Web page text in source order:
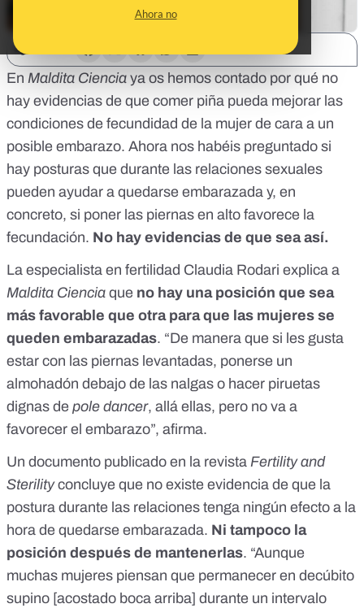
Ahora no
En Maldita Ciencia ya os hemos contado por qué no
hay evidencias de que comer piña pueda mejorar las
condiciones de fecundidad de la mujer de cara a un
posible embarazo. Ahora nos habéis preguntado si
hay posturas que durante las relaciones sexuales
pueden ayudar a quedarse embarazada y, en
concreto, si poner las piernas en alto favorece la
fecundación. No hay evidencias de que sea así.
La especialista en fertilidad Claudia Rodari explica a
Maldita Ciencia que no hay una posición que sea
más favorable que otra para que las mujeres se
queden embarazadas. “De manera que si les gusta
estar con las piernas levantadas, ponerse un
almohadón debajo de las nalgas o hacer piruetas
dignas de pole dancer, allá ellas, pero no va a
favorecer el embarazo”, afirma.
Un documento publicado en la revista Fertility and
Sterilityconcluye que no existe evidencia de que la
postura durante las relaciones tenga ningún efecto a la
hora de quedarse embarazada. Ni tampoco la
posición después de mantenerlas. “Aunque
muchas mujeres piensan que permanecer en decúbito
supino [acostado boca arriba] durante un intervalo